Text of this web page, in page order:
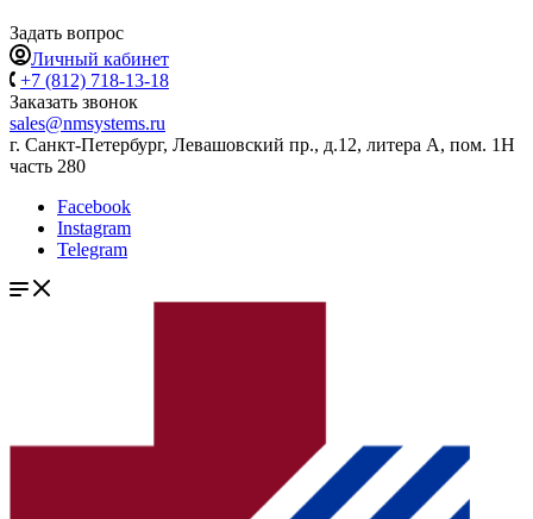
Задать вопрос
Личный кабинет
+7 (812) 718-13-18
Заказать звонок
sales@nmsystems.ru
г. Санкт-Петербург, Левашовский пр., д.12, литера А, пом. 1Н
часть 280
Facebook
Instagram
Telegram